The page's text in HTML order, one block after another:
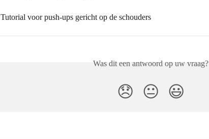
Tutorial voor push-ups gericht op de schouders
Was dit een antwoord op uw vraag?
😞 😐 😃